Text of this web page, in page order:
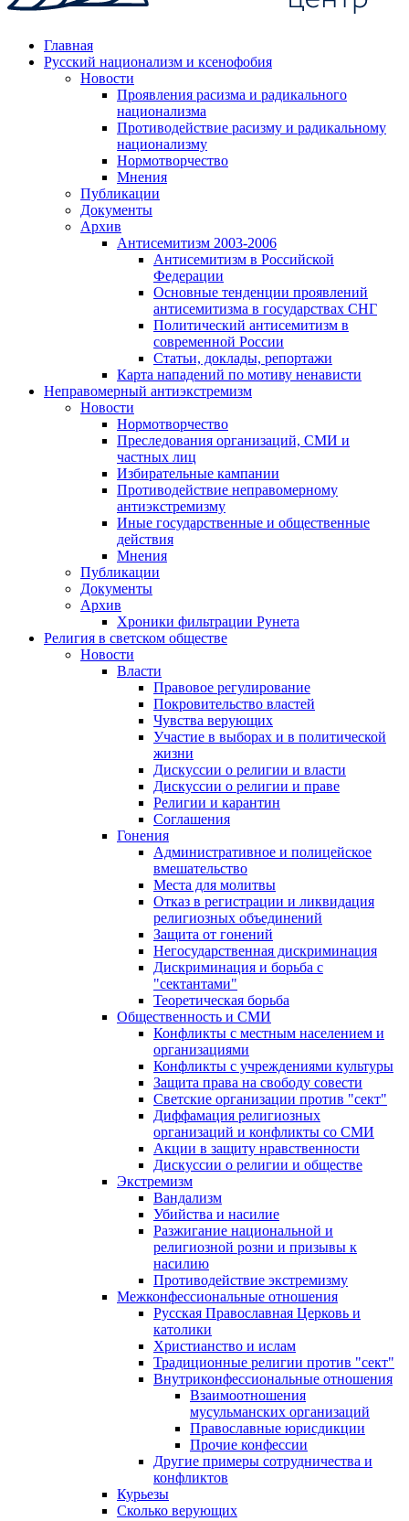
Главная
Русский национализм и ксенофобия
Новости
Проявления расизма и радикального
национализма
Противодействие расизму и радикальному
национализму
Нормотворчество
Мнения
Публикации
Документы
Архив
Антисемитизм 2003-2006
Антисемитизм в Российской
Федерации
Основные тенденции проявлений
антисемитизма в государствах СНГ
Политический антисемитизм в
современной России
Статьи, доклады, репортажи
Карта нападений по мотиву ненависти
Неправомерный антиэкстремизм
Новости
Нормотворчество
Преследования организаций, СМИ и
частных лиц
Избирательные кампании
Противодействие неправомерному
антиэкстремизму
Иные государственные и общественные
действия
Мнения
Публикации
Документы
Архив
Хроники фильтрации Рунета
Религия в светском обществе
Новости
Власти
Правовое регулирование
Покровительство властей
Чувства верующих
Участие в выборах и в политической
жизни
Дискуссии о религии и власти
Дискуссии о религии и праве
Религии и карантин
Соглашения
Гонения
Административное и полицейское
вмешательство
Места для молитвы
Отказ в регистрации и ликвидация
религиозных объединений
Защита от гонений
Негосударственная дискриминация
Дискриминация и борьба с
"сектантами"
Теоретическая борьба
Общественность и СМИ
Конфликты с местным населением и
организациями
Конфликты с учреждениями культуры
Защита права на свободу совести
Светские организации против "сект"
Диффамация религиозных
организаций и конфликты со СМИ
Акции в защиту нравственности
Дискуссии о религии и обществе
Экстремизм
Вандализм
Убийства и насилие
Разжигание национальной и
религиозной розни и призывы к
насилию
Противодействие экстремизму
Межконфессиональные отношения
Русская Православная Церковь и
католики
Христианство и ислам
Традиционные религии против "сект"
Внутриконфессиональные отношения
Взаимоотношения
мусульманских организаций
Православные юрисдикции
Прочие конфессии
Другие примеры сотрудничества и
конфликтов
Курьезы
Сколько верующих